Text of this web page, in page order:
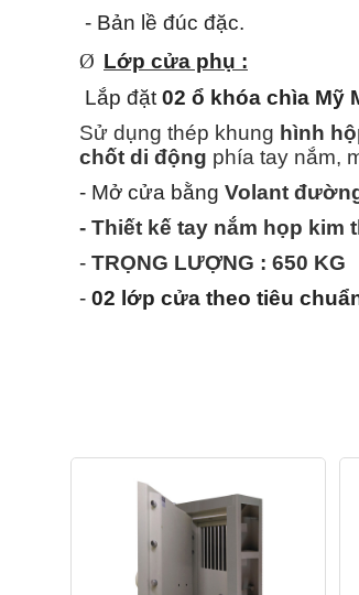
- Bản lề đúc đặc.
Ø Lớp cửa phụ :
Lắp đặt 02 ổ khóa chìa Mỹ
Sử dụng thép khung hình
chốt di động phía tay nắm,
- Mở cửa bằng Volant
- Thiết kế tay nắm họp
- TRỌNG LƯỢNG : 650 KG
- 02 lớp cửa theo tiêu